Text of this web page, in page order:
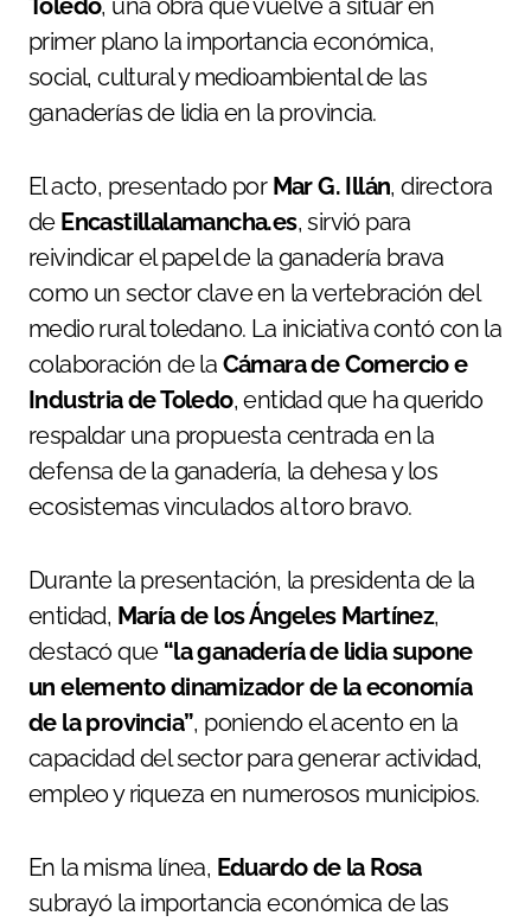
primer plano la importancia económica,
social, cultural y medioambiental de las
ganaderías de lidia en la provincia.
El acto, presentado por Mar G. Illán, directora
de Encastillalamancha.es, sirvió para
reivindicar el papel de la ganadería brava
como un sector clave en la vertebración del
medio rural toledano. La iniciativa contó con la
colaboración de la Cámara de Comercio e
Industria de Toledo, entidad que ha querido
respaldar una propuesta centrada en la
defensa de la ganadería, la dehesa y los
ecosistemas vinculados al toro bravo.
Durante la presentación, la presidenta de la
entidad, María de los Ángeles Martínez,
destacó que “la ganadería de lidia supone
un elemento dinamizador de la economía
de la provincia”, poniendo el acento en la
capacidad del sector para generar actividad,
empleo y riqueza en numerosos municipios.
En la misma línea, Eduardo de la Rosa
subrayó la importancia económica de las